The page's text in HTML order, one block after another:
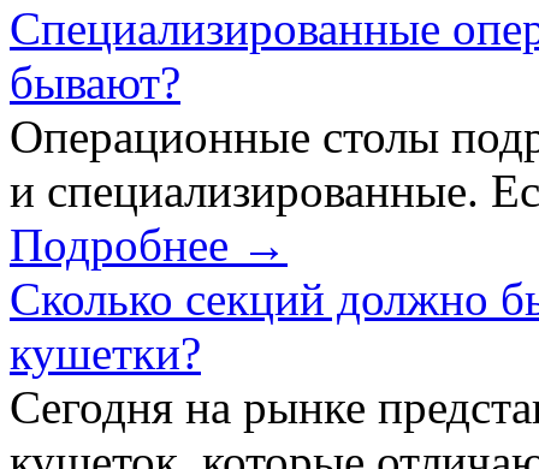
Специализированные
бывают?
Операционные столы
и специализированные.
Подробнее →
Сколько секций должно
кушетки?
Сегодня на рынке